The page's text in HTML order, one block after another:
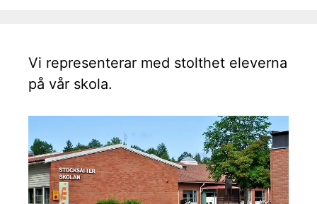
Vi representerar med stolthet eleverna
på vår skola.